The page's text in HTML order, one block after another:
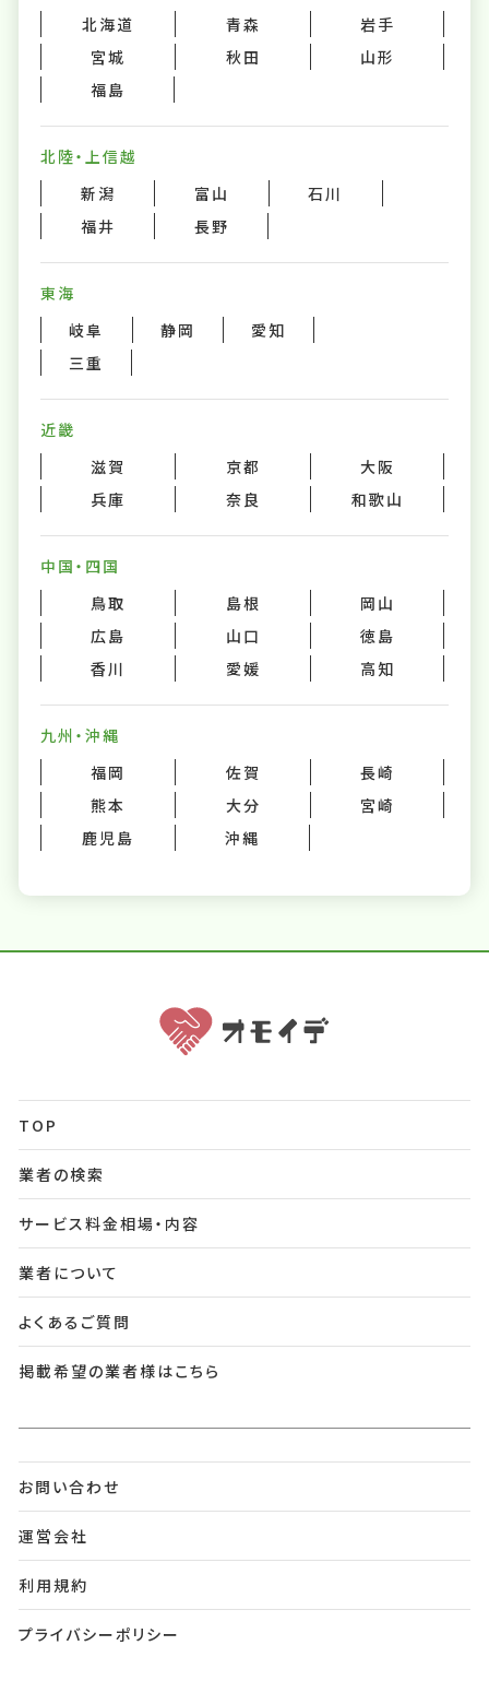
北海道
青森
岩手
宮城
秋田
山形
福島
北陸・上信越
新潟
富山
石川
福井
長野
東海
岐阜
静岡
愛知
三重
近畿
滋賀
京都
大阪
兵庫
奈良 和歌山
中国・四国
鳥取
島根
岡山
広島
山口
徳島
香川
愛媛 高知
九州・沖縄
福岡
佐賀
長崎
熊本
大分
宮崎
鹿児島
沖縄
TOP
業者の検索
サービス料金相場・内容
業者について
よくあるご質問
掲載希望の業者様はこちら
お問い合わせ
運営会社
利用規約
プライバシーポリシー